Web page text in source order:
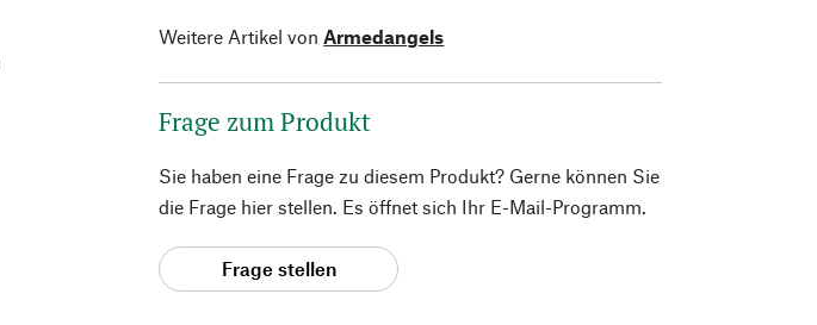
Weitere Artikel von Armedangels
Frage zum Produkt
Sie haben eine Frage zu diesem Produkt? Gerne können Sie
die Frage hier stellen. Es öffnet sich Ihr E-Mail-Programm.
Frage stellen